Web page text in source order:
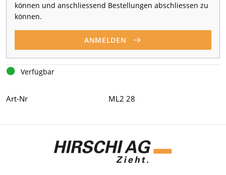
können und anschliessend Bestellungen abschliessen zu
können.
ANMELDEN
Verfügbar
Art-Nr ML2 28